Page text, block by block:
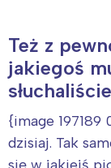
Też z
jakiegoś
{image
dzisiaj. Tak
się w jakiejś